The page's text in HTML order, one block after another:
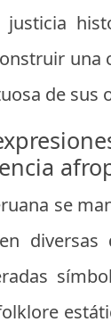
una
de sus
se
diversas